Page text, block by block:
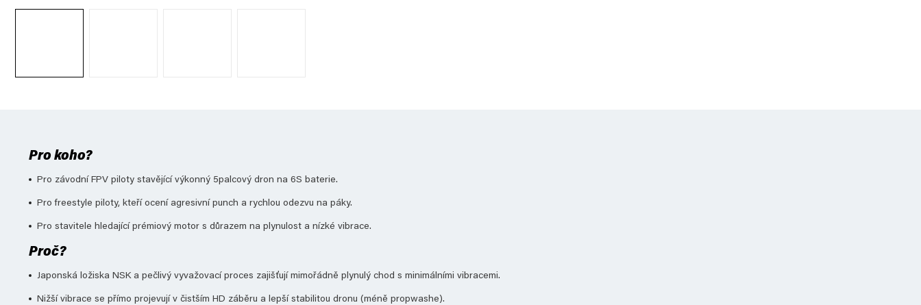
Pro koho?
Pro závodní FPV piloty stavějící výkonný 5palcový dron na 6S baterie.
Pro freestyle piloty, kteří ocení agresivní punch a rychlou odezvu na páky.
Pro stavitele hledající prémiový motor s důrazem na plynulost a nízké vibrace.
Proč?
Japonská ložiska NSK a pečlivý vyvažovací proces zajišťují mimořádně plynulý chod s minimálními vibracemi.
Nižší vibrace se přímo projevují v čistším HD záběru a lepší stabilitou dronu (méně propwashe).